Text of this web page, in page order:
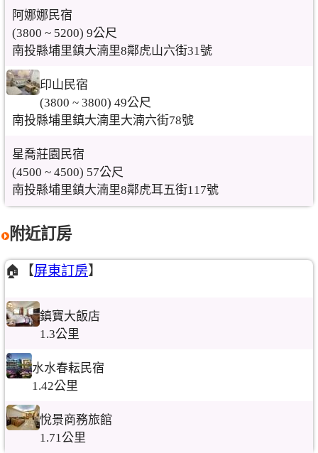
阿娜娜民宿
(3800 ~ 5200) 9公尺
南投縣埔里鎮大湳里8鄰虎山六街31號
印山民宿
(3800 ~ 3800) 49公尺
南投縣埔里鎮大湳里大湳六街78號
星喬莊園民宿
(4500 ~ 4500) 57公尺
南投縣埔里鎮大湳里8鄰虎耳五街117號
附近訂房
🏠【屏東訂房】
鎮寶大飯店
1.3公里
水水春耘民宿
1.42公里
悅景商務旅館
1.71公里